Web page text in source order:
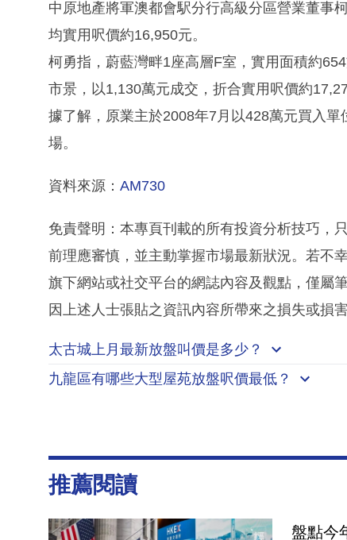
中原地產將軍澳都會駅分行高級分區營業董事
均實用呎價約16,950元。
柯勇指，蔚藍灣畔1座高層F室，實用面積約
市景，以1,130萬元成交，折合實用呎價約
據了解，原業主於2008年7月以428萬元買入
場。
資料來源： AM730
免責聲明：本專頁刊載的所有投資分析技巧，
前理應審慎，並主動掌握市場最新狀況。若不
旗下網站或社交平台的網誌內容及觀點，僅屬
因上述人士張貼之資訊內容所帶來之損失或損害
太古城上月最新放盤叫價是多少？
九龍區有哪些大型屋苑放盤呎價最低？
推薦閱讀
盤點今